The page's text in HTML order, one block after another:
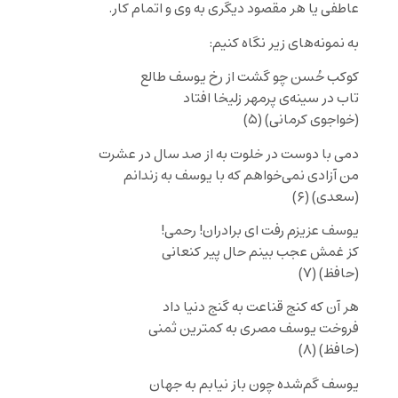
عاطفی یا هر مقصود دیگری به وی و اتمام کار.
به نمونه‌های زیر نگاه کنیم:
کوکب حُسن چو گشت از رخ یوسف طالع
تاب در سینه‌ی پرمهر زلیخا افتاد
(خواجوی کرمانی) (۵)
دمی با دوست در خلوت به از صد سال در عشرت
من آزادی نمی‌خواهم که با یوسف به زندانم
(سعدی) (۶)
یوسف عزیزم رفت ای برادران! رحمی!
کز غمش عجب بینم حال پیر کنعانی
(حافظ) (۷)
هر آن که کنج قناعت به گنج دنیا داد
فروخت یوسف مصری به کمترین ثمنی
(حافظ) (۸)
یوسف گم‌شده چون باز نیابم به جهان